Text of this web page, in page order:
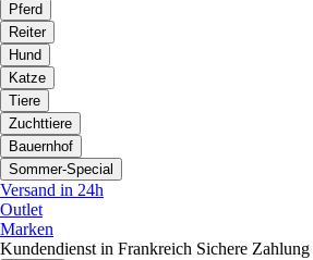
Pferd
Reiter
Hund
Katze
Tiere
Zuchttiere
Bauernhof
Sommer-Special
Versand in 24h
Outlet
Marken
Kundendienst in Frankreich Sichere Zahlung